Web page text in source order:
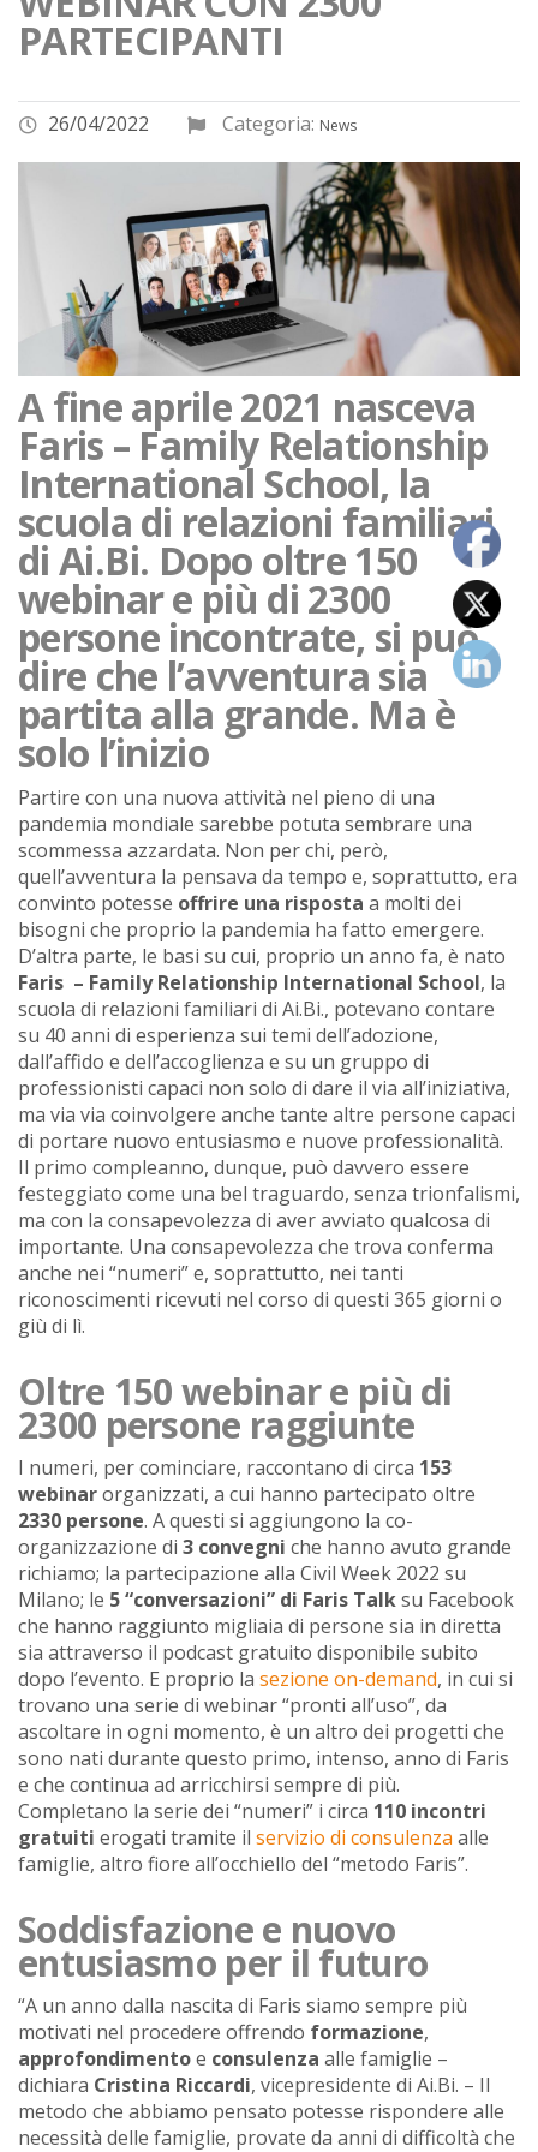
PARTECIPANTI
26/04/2022 Categoria: News
A fine aprile 2021 nasceva
Faris – Family Relationship
International School, la
scuola di relazioni familiari
di Ai.Bi. Dopo oltre 150
webinar e più di 2300
persone incontrate, si può
dire che l’avventura sia
partita alla grande. Ma è
solo l’inizio
Partire con una nuova attività nel pieno di una
pandemia mondiale sarebbe potuta sembrare una
scommessa azzardata. Non per chi, però,
quell’avventura la pensava da tempo e, soprattutto, era
convinto potesse offrire una risposta a molti dei
bisogni che proprio la pandemia ha fatto emergere.
D’altra parte, le basi su cui, proprio un anno fa, è nato
Faris – Family Relationship International School, la
scuola di relazioni familiari di Ai.Bi., potevano contare
su 40 anni di esperienza sui temi dell’adozione,
dall’affido e dell’accoglienza e su un gruppo di
professionisti capaci non solo di dare il via all’iniziativa,
ma via via coinvolgere anche tante altre persone capaci
di portare nuovo entusiasmo e nuove professionalità.
Il primo compleanno, dunque, può davvero essere
festeggiato come una bel traguardo, senza trionfalismi,
ma con la consapevolezza di aver avviato qualcosa di
importante. Una consapevolezza che trova conferma
anche nei “numeri” e, soprattutto, nei tanti
riconoscimenti ricevuti nel corso di questi 365 giorni o
giù di lì.
Oltre 150 webinar e più di
2300 persone raggiunte
I numeri, per cominciare, raccontano di circa 153
webinarorganizzati, a cui hanno partecipato oltre
2330 persone. A questi si aggiungono la co-
organizzazione di 3 convegni che hanno avuto grande
richiamo; la partecipazione alla Civil Week 2022 su
Milano; le 5 “conversazioni” di Faris Talksu Facebook
che hanno raggiunto migliaia di persone sia in diretta
sia attraverso il podcast gratuito disponibile subito
dopo l’evento. E proprio la sezione on-demand, in cui si
trovano una serie di webinar “pronti all’uso”, da
ascoltare in ogni momento, è un altro dei progetti che
sono nati durante questo primo, intenso, anno di Faris
e che continua ad arricchirsi sempre di più.
Completano la serie dei “numeri” i circa 110 incontri
gratuiti erogati tramite il servizio di consulenza alle
famiglie, altro fiore all’occhiello del “metodo Faris”.
Soddisfazione e nuovo
entusiasmo per il futuro
“A un anno dalla nascita di Faris siamo sempre più
motivati nel procedere offrendo formazione,
approfondimentoe consulenza alle famiglie –
dichiara Cristina Riccardi, vicepresidente di Ai.Bi. – Il
metodo che abbiamo pensato potesse rispondere alle
necessità delle famiglie, provate da anni di difficoltà che